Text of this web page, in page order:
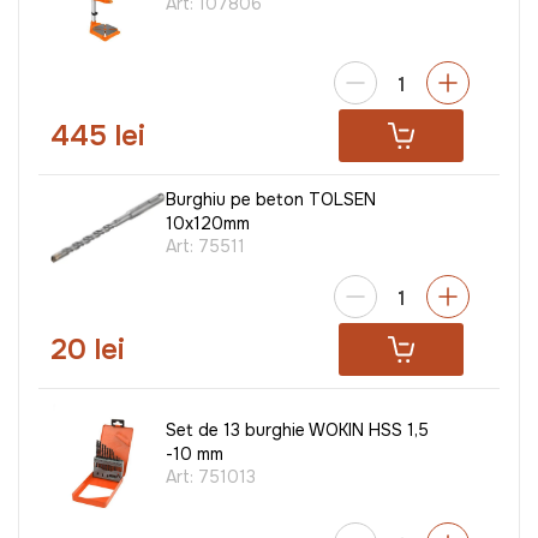
445 lei
Burghiu pe beton TOLSEN
10x120mm
Art: 75511
20 lei
Set de 13 burghie WOKIN HSS 1,5
-10 mm
Art: 751013